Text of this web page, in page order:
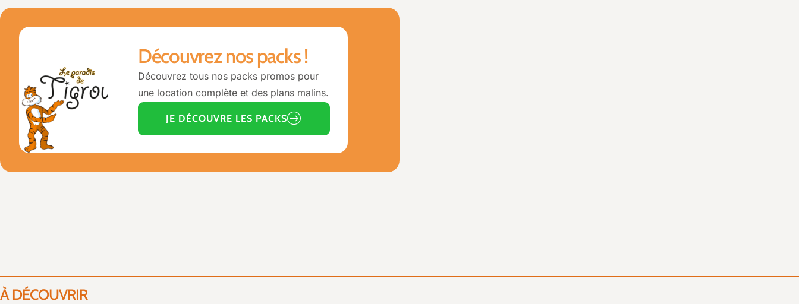
Découvrez nos packs !
Découvrez tous nos packs promos pour
une location complète et des plans malins.
JE DÉCOUVRE LES PACKS
À DÉCOUVRIR